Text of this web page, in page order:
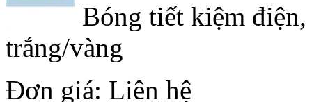
Bóng tiết kiệm điện,
trắng/vàng
Đơn giá: Liên hệ